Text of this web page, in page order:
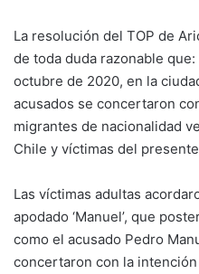
La resolución del TOP de
de toda duda razonable que:
octubre de 2020, en la
acusados se concertaron
migrantes de nacionalidad
Chile y víctimas del
Las víctimas adultas
apodado ‘Manuel’, que
como el acusado Pedro
concertaron con la